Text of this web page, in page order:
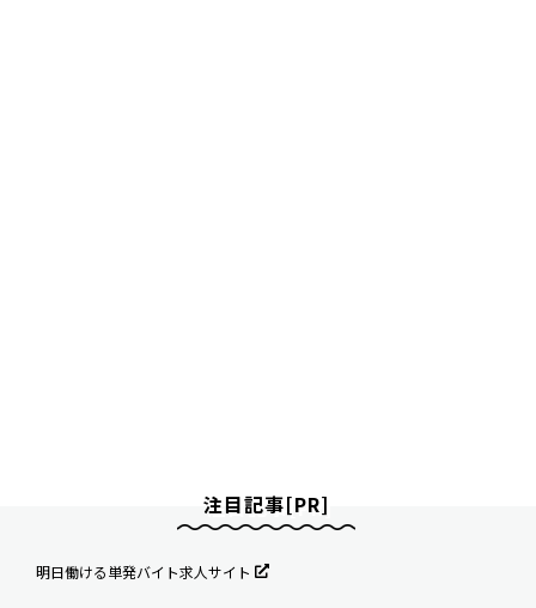
注目記事[PR]
明日働ける単発バイト求人サイト